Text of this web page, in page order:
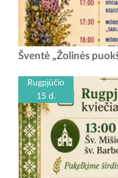
Žolinės puokštė
Šventė „Žolinės
Rugpjūčio
15 d.